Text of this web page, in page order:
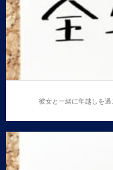
彼女と一緒に年越しを
彼女と一緒に年越しを